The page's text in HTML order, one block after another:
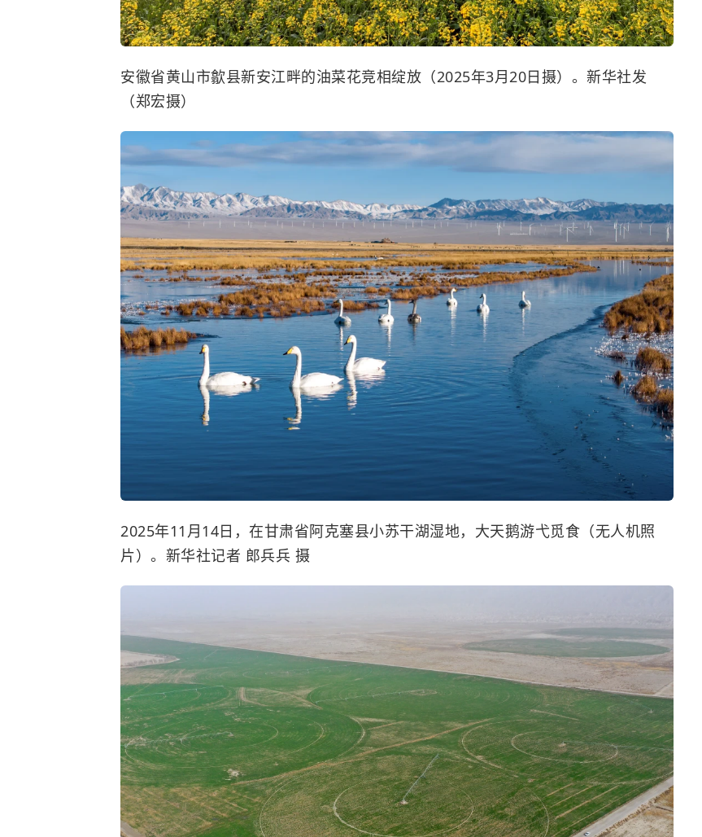
安徽省黄山市歙县新安江畔的油菜花竞相绽放（2025年3月20日摄）。新华社发
（郑宏摄）
2025年11月14日，在甘肃省阿克塞县小苏干湖湿地， 大天鹅游弋觅食（无人机照
片）。新华社记者 郎兵兵 摄